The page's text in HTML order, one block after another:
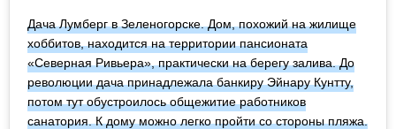
Дача Лумберг в Зеленогорске. Дом, похожий на жилище
хоббитов, находится на территории пансионата
«Северная Ривьера», практически на берегу залива. До
революции дача принадлежала банкиру Эйнару Кунтту,
потом тут обустроилось общежитие работников
санатория. К дому можно легко пройти со стороны пляжа.